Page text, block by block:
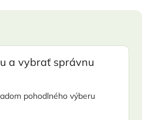
a vybrať správnu
pohodlného výberu